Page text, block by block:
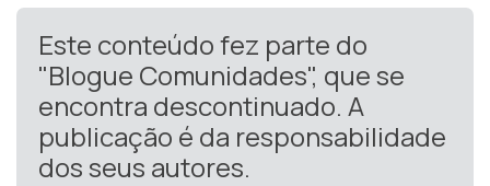
Este conteúdo fez parte do
"Blogue Comunidades", que se
encontra descontinuado. A
publicação é da responsabilidade
dos seus autores.